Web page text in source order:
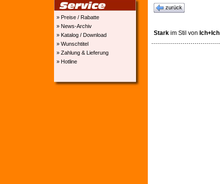
» Preise / Rabatte
» News-Archiv
» Katalog / Download
» Wunschtitel
» Zahlung & Lieferung
» Hotline
zurück
Stark im Stil von Ich+Ich